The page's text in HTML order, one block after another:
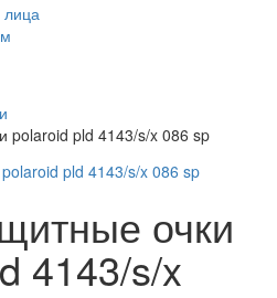
polaroid pld 4143/s/x 086 sp
очки
4143/s/x